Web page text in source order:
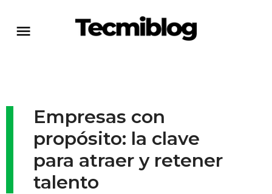
Empresas con
propósito: la clave
para atraer y retener
talento